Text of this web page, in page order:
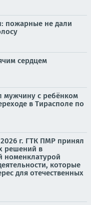
пожарные не дали
сердцем
мужчину с ребёнком
в Тирасполе по
г. ГТК ПМР принял
решений в
номенклатурой
которые
для отечественных